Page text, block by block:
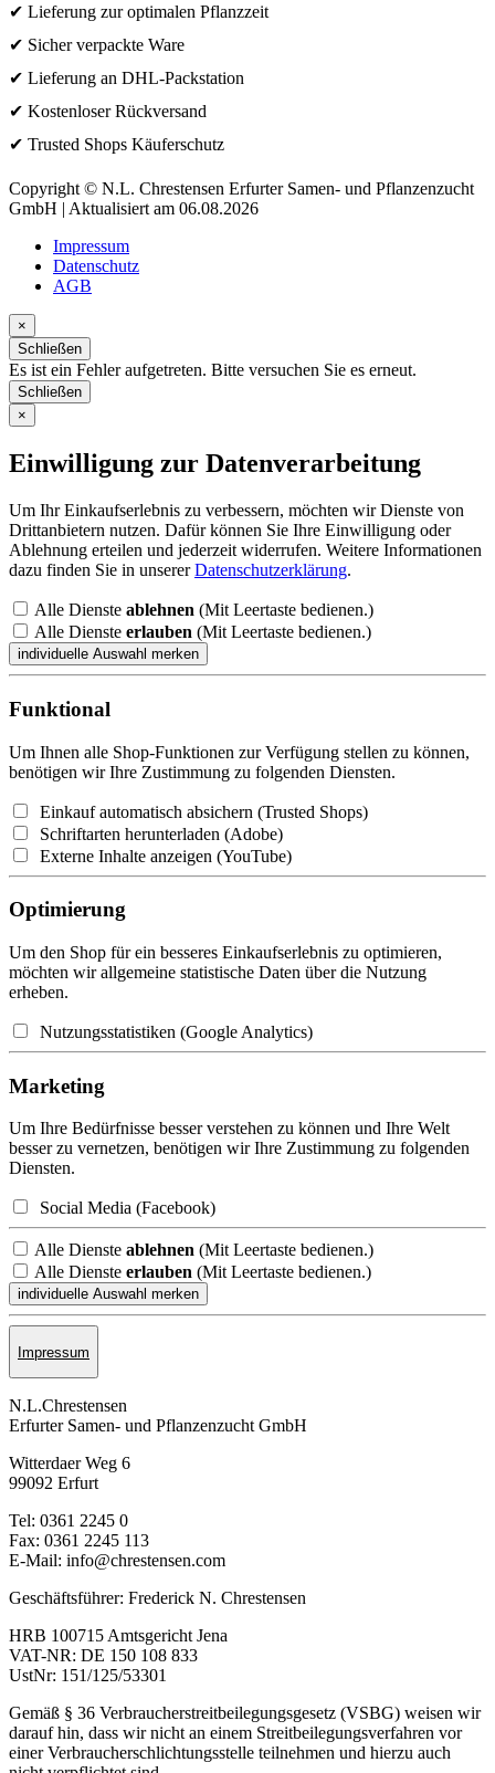
✔ Lieferung zur optimalen Pflanzzeit
✔ Sicher verpackte Ware
✔ Lieferung an DHL-Packstation
✔ Kostenloser Rückversand
✔ Trusted Shops Käuferschutz
Copyright © N.L. Chrestensen Erfurter Samen- und Pflanzenzucht
GmbH | Aktualisiert am 06.08.2026
Impressum
Datenschutz
AGB
×
Schließen
Es ist ein Fehler aufgetreten. Bitte versuchen Sie es erneut.
Schließen
×
Einwilligung zur Datenverarbeitung
Um Ihr Einkaufserlebnis zu verbessern, möchten wir Dienste von
Drittanbietern nutzen. Dafür können Sie Ihre Einwilligung oder
Ablehnung erteilen und jederzeit widerrufen. Weitere Informationen
dazu finden Sie in unsererDatenschutzerklärung.
Alle Dienste ablehnen (Mit Leertaste bedienen.)
Alle Dienste erlauben (Mit Leertaste bedienen.)
Funktional
Um Ihnen alle Shop-Funktionen zur Verfügung stellen zu können,
benötigen wir Ihre Zustimmung zu folgenden Diensten.
Einkauf automatisch absichern (Trusted Shops)
Schriftarten herunterladen (Adobe)
Externe Inhalte anzeigen (YouTube)
Optimierung
Um den Shop für ein besseres Einkaufserlebnis zu optimieren,
möchten wir allgemeine statistische Daten über die Nutzung
erheben.
Nutzungsstatistiken (Google Analytics)
Marketing
Um Ihre Bedürfnisse besser verstehen zu können und Ihre Welt
besser zu vernetzen, benötigen wir Ihre Zustimmung zu folgenden
Diensten.
Social Media (Facebook)
Alle Dienste ablehnen (Mit Leertaste bedienen.)
Alle Dienste erlauben (Mit Leertaste bedienen.)
Impressum
N.L.Chrestensen
Erfurter Samen- und Pflanzen­zucht GmbH
Witterdaer Weg 6
99092 Erfurt
Tel: 0361 2245 0
Fax: 0361 2245 113
E-Mail: info@chrestensen.com
Geschäftsführer: Frederick N. Chrestensen
HRB 100715 Amtsgericht Jena
VAT-NR: DE 150 108 833
UstNr: 151/125/53301
Gemäß § 36 Verbraucherstreitbeilegungsgesetz (VSBG) weisen wir
darauf hin, dass wir nicht an einem Streitbeilegungsverfahren vor
einer Verbraucherschlichtungsstelle teilnehmen und hierzu auch